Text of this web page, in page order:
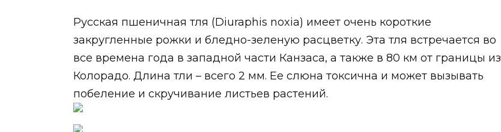
Русская пшеничная тля (Diuraphis noxia) имеет очень короткие
закругленные рожки и бледно-зеленую расцветку. Эта тля встречается во
все времена года в западной части Канзаса, а также в 80 км от границы из
Колорадо. Длина тли – всего 2 мм. Ее слюна токсична и может вызывать
побеление и скручивание листьев растений.